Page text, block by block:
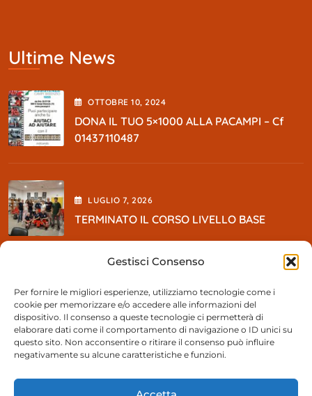
Gestisci Consenso
Per fornire le migliori esperienze, utilizziamo tecnologie come i
cookie per memorizzare e/o accedere alle informazioni del
dispositivo. Il consenso a queste tecnologie ci permetterà di
elaborare dati come il comportamento di navigazione o ID unici su
questo sito. Non acconsentire o ritirare il consenso può influire
negativamente su alcune caratteristiche e funzioni.
Ultime News
OTTOBRE10 , 2024
DONA IL TUO 5×1000 ALLA PACAMPI – Cf
01437110487
LUGLIO 7 , 2026
TERMINATO IL CORSO LIVELLO BASE
MAGGIO5, 2026
So BEER Party